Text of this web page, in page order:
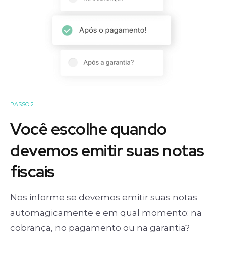
PASSO 2
Você escolhe quando
devemos emitir suas notas
fiscais
Nos informe se devemos emitir suas notas
automagicamente e em qual momento: na
cobrança, no pagamento ou na garantia?